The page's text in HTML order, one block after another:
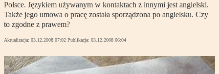
Polsce. Językiem używanym w kontaktach z innymi jest angielski.
Także jego umowa o pracę została sporządzona po angielsku. Czy
to zgodne z prawem?
Aktualizacja: 03.12.2008 07:02 Publikacja: 03.12.2008 06:04